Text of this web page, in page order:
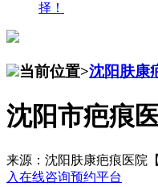
择！
当前位置>沈阳肤康
沈阳市疤痕
来源：沈阳肤康疤痕医院
入在线咨询预约平台